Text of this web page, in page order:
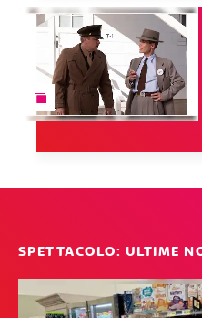
SPETTACOLO: ULTIME